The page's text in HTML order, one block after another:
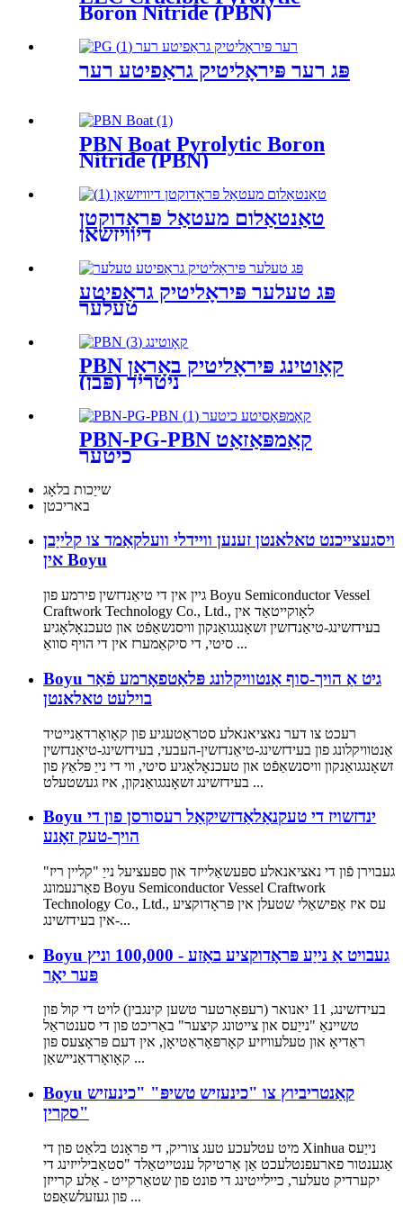
Boron Nitride (PBN)
פּג רער פּיראָליטיק גראַפיטע רער
PBN Boat Pyrolytic Boron
Nitride (PBN)
טאַנטאַלום מעטאַל פּראָדוקטן
דיוויזשאַן
פּג טעלער פּיראָליטיק גראַפיטע
טעלער
PBN קאָוטינג פּיראָליטיק באָראָן
ניטריד (פּבן)
PBN-PG-PBN קאַמפּאַזאַט
כיטער
שייַכות בלאָג
באריכטן
ויסגעצייכנט טאלאנטן זענען וויידלי וועלקאַמד צו קלייַבן
אין Boyu
גיין אין די טיאַנדזשין פירמע פון ​​Boyu Semiconductor Vessel
Craftwork Technology Co., Ltd., לאָוקייטאַד אין
בעידזשינג-טיאַנדזשין זשאָנגגואַנקון וויסנשאַפֿט און טעכנאָלאָגיע
סיטי, די סיקאַמערז אין די הויף סוואַ ...
Boyu גיט אַ הויך-סוף אַנטוויקלונג פּלאַטפאָרמע פֿאַר
בוילעט טאלאנטן
רעכט צו דער נאציאנאלע סטראַטעגיע פון ​​קאָואָרדאַנייטיד
אַנטוויקלונג פון בעידזשינג-טיאַנדזשין-העבעי, בעידזשינג-טיאַנדזשין
זשאָנגגואַנקון וויסנשאַפֿט און טעכנאָלאָגיע סיטי, ווי די נייַ פּלאַץ פון
בעידזשינג זשאָנגגואַנקון, איז געשטעלט ...
Boyu ינדזשויז די טעקנאַלאַדזשיקאַל רעסורסן פון די
הויך-טעק זאָנע
געבוירן פֿון די נאציאנאלע ספּעשאַלייזד און ספּעציעל נייַ "קליין ריז"
פאַרנעמונג Boyu Semiconductor Vessel Craftwork
Technology Co., Ltd., עס איז אַפישאַלי שטעלן אין פּראָדוקציע
אין בעידזשינג-...
Boyu געבויט אַ נייַע פּראָדוקציע באַזע - 100,000 וניץ
פּער יאָר
בעידזשינג, 11 יאנואר (רעפּאָרטער טשען קינגבין) לויט די קול פון
טשיינאַ "נייַעס און צייטונג קיצער" באַריכט פון די סענטראַל
ראַדיאָ און טעלעוויזיע קאָרפּאָראַטיאָן, אין דעם פּראָצעס פון
קאָואָרדאַניישאַן ...
Boyu קאַנטריביוץ צו "כינעזיש טשיפּ" "כינעזיש
סקרין"
מיט עטלעכע טעג צוריק, די פראָנט בלאַט פון די Xinhua נייַעס
אַגענטור פארעפנטלעכט אַן אַרטיקל ענטייטאַלד "סטאַבילייזינג די
יקערדיק טעלער, כיילייטינג די פונט פון שטאַרקייט - אַלע קרייזן
פון געזעלשאַפט ...